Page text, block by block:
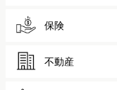
保険
不動産